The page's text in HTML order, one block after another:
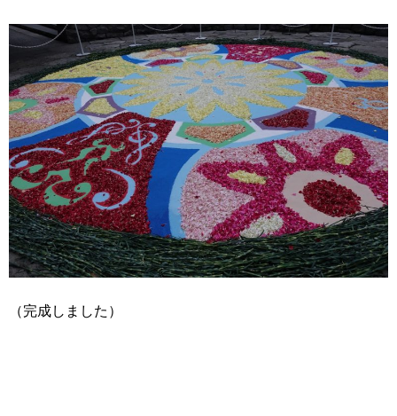
（完成しました）